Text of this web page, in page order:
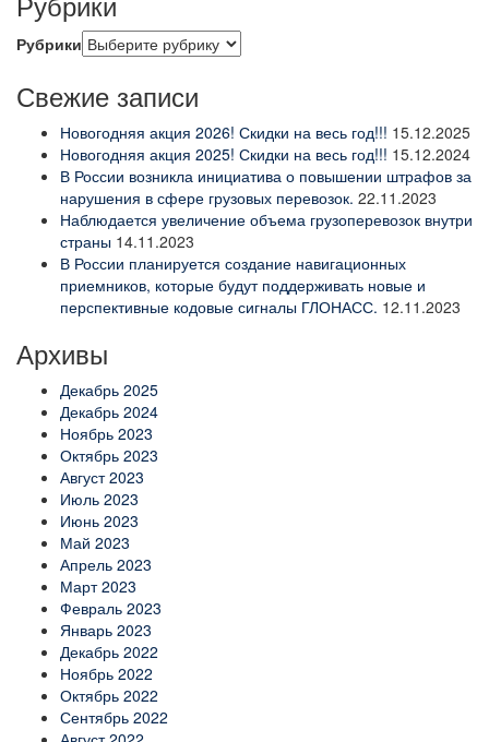
Рубрики
Свежие записи
Новогодняя акция 2026! Скидки на весь год!!! 15.12.2025
Новогодняя акция 2025! Скидки на весь год!!! 15.12.2024
В России возникла инициатива о повышении штрафов за
нарушения в сфере грузовых перевозок. 22.11.2023
Наблюдается увеличение объема грузоперевозок внутри
страны 14.11.2023
В России планируется создание навигационных
приемников, которые будут поддерживать новые и
перспективные кодовые сигналы ГЛОНАСС. 12.11.2023
Архивы
Декабрь 2025
Декабрь 2024
Ноябрь 2023
Октябрь 2023
Август 2023
Июль 2023
Июнь 2023
Май 2023
Апрель 2023
Март 2023
Февраль 2023
Январь 2023
Декабрь 2022
Ноябрь 2022
Октябрь 2022
Сентябрь 2022